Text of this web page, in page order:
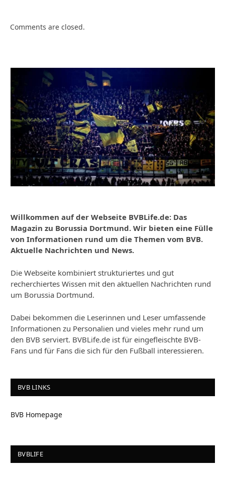
Comments are closed.
Willkommen auf der Webseite BVBLife.de: Das
Magazin zu Borussia Dortmund. Wir bieten eine Fülle
von Informationen rund um die Themen vom BVB.
Aktuelle Nachrichten und News.
Die Webseite kombiniert strukturiertes und gut
recherchiertes Wissen mit den aktuellen Nachrichten rund
um Borussia Dortmund.
Dabei bekommen die Leserinnen und Leser umfassende
Informationen zu Personalien und vieles mehr rund um
den BVB serviert. BVBLife.de ist für eingefleischte BVB-
Fans und für Fans die sich für den Fußball interessieren.
BVB LINKS
BVB Homepage
BVBLIFE